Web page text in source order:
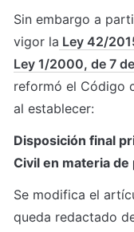
Sin embargo a
vigor la Ley 42/
Ley 1/2000, de 7
reformó el Código
al establecer:
Disposición final
Civil en materia
Se modifica el
queda redactado